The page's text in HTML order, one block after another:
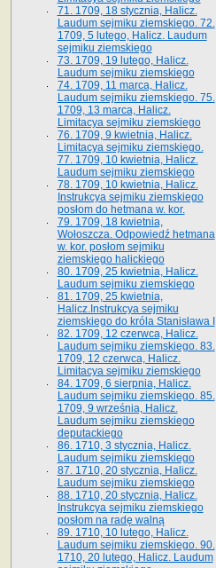
71. 1709, 18 stycznia, Halicz.
Laudum sejmiku ziemskiego. 72.
1709, 5 lutego, Halicz. Laudum
sejmiku ziemskiego
73. 1709, 19 lutego, Halicz.
Laudum sejmiku ziemskiego
74. 1709, 11 marca, Halicz.
Laudum sejmiku ziemskiego. 75.
1709, 13 marca, Halicz.
Limitacya sejmiku ziemskiego
76. 1709, 9 kwietnia, Halicz.
Limitacya sejmiku ziemskiego.
77. 1709, 10 kwietnia, Halicz.
Laudum sejmiku ziemskiego
78. 1709, 10 kwietnia, Halicz.
Instrukcya sejmiku ziemskiego
posłom do hetmana w. kor.
79. 1709, 18 kwietnia,
Wołoszcza. Odpowiedź hetmana
w. kor. posłom sejmiku
ziemskiego halickiego
80. 1709, 25 kwietnia, Halicz.
Laudum sejmiku ziemskiego
81. 1709, 25 kwietnia,
Halicz.Instrukcya sejmiku
ziemskiego do króla Stanisława I
82. 1709, 12 czerwca, Halicz.
Laudum sejmiku ziemskiego. 83.
1709, 12 czerwca, Halicz.
Limitacya sejmiku ziemskiego
84. 1709, 6 sierpnia, Halicz.
Laudum sejmiku ziemskiego. 85.
1709, 9 września, Halicz.
Laudum sejmiku ziemskiego
deputackiego
86. 1710, 3 stycznia, Halicz.
Laudum sejmiku ziemskiego
87. 1710, 20 stycznia, Halicz.
Laudum sejmiku ziemskiego
88. 1710, 20 stycznia, Halicz.
Instrukcya sejmiku ziemskiego
posłom na radę walną
89. 1710, 10 lutego, Halicz.
Laudum sejmiku ziemskiego. 90.
1710, 20 lutego, Halicz. Laudum